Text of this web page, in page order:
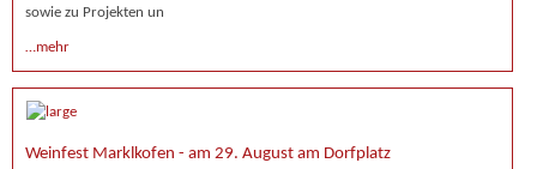
sowie zu Projekten un
…mehr
Weinfest Marklkofen - am 29. August am Dorfplatz